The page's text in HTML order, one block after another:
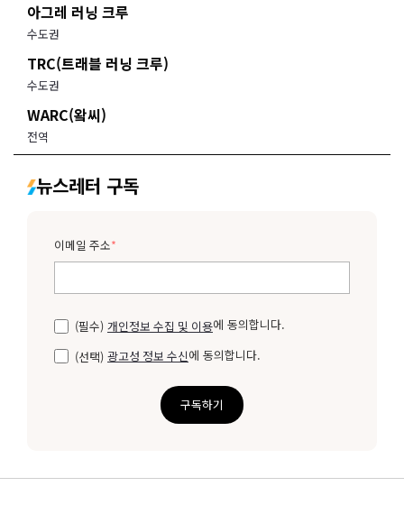
아그레 러닝 크루
수도권
TRC(트래블 러닝 크루)
수도권
WARC(왘씨)
전역
뉴스레터 구독
이메일 주소*
(필수) 개인정보 수집 및 이용에 동의합니다.
(선택) 광고성 정보 수신에 동의합니다.
구독하기